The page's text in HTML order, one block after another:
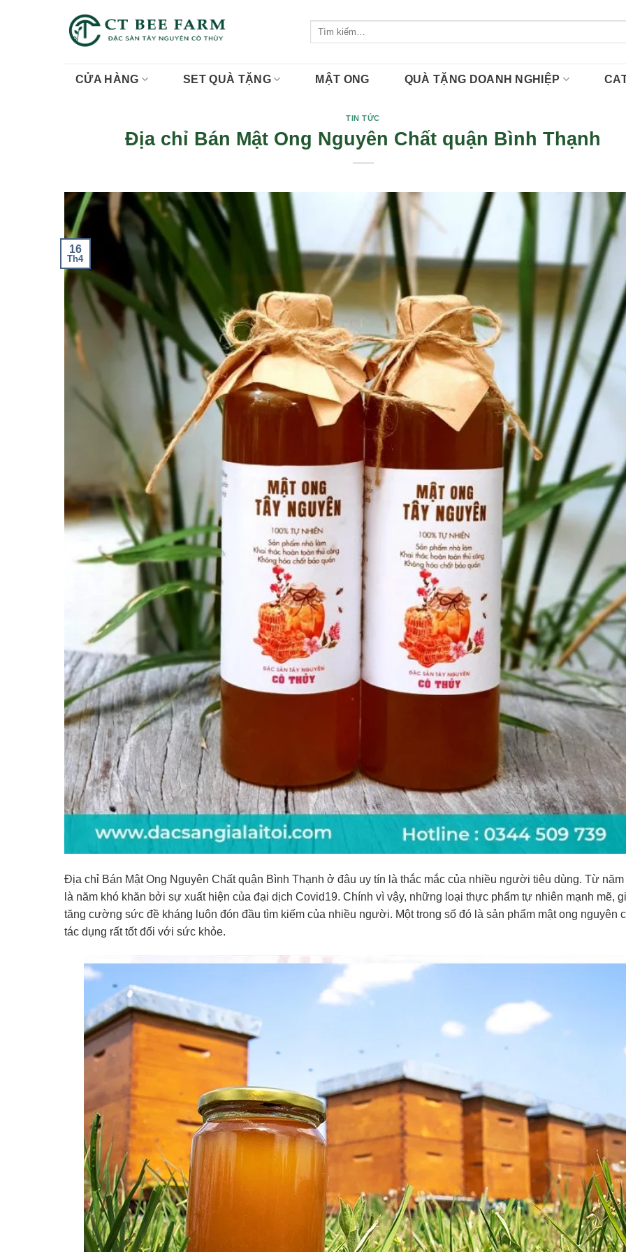
Tìm
CỬA HÀNG SET QUÀ TẶNG MẬT ONG QUÀ TẶNG DOANH NGHIỆP
TIN TỨC
Địa chỉ Bán Mật Ong Nguyên Chất quận Bình Thạnh
16
Th4
Địa chỉ Bán Mật Ong Nguyên Chất quận Bình Thạnh ở đâu uy tín là thắc mắc của nhiều người tiêu dùng. Từ
là năm khó khăn bởi sự xuất hiện của đại dịch Covid19. Chính vì vậy, những loại thực phẩm tự nhiên mạnh mẽ,
tăng cường sức đề kháng luôn đón đầu tìm kiếm của nhiều người. Một trong số đó là sản phẩm mật ong nguyên
tác dụng rất tốt đối với sức khỏe.